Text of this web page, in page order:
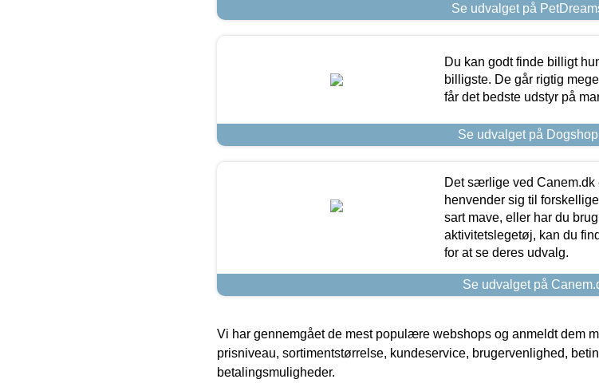
Se udvalget på
Du kan godt finde billigt
billigste. De går rigtig
får det bedste udstyr på
Se udvalget på
Det særlige ved Canem.dk
henvender sig til
sart mave, eller har du
aktivitetslegetøj, kan du
for at se deres udvalg.
Se udvalget på
Vi har gennemgået de mest populære webshops og anmeldt dem
prisniveau, sortimentstørrelse, kundeservice, brugervenlighed,
betalingsmuligheder.